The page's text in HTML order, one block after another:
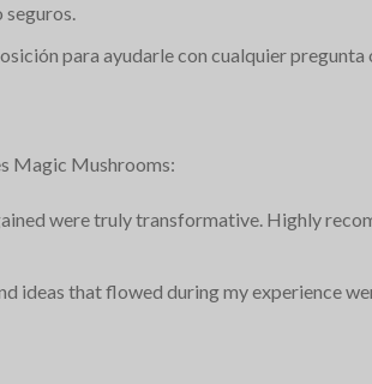
seguros.
para ayudarle con cualquier pregunta
Magic Mushrooms:
were truly transformative. Highly
ideas that flowed during my experience